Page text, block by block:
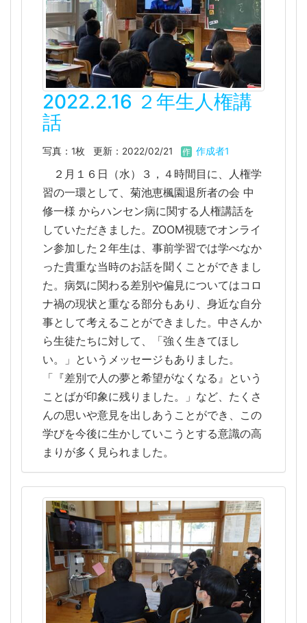
2022.2.16 ２年生人権講
話
写真：1枚 更新：2022/02/21 作成者1
２月１６日（水）３，４時間目に、人権学
習の一環として、菊池恵楓園退所者の会 中
修一様 からハンセン病に関する人権講話を
していただきました。ZOOM視聴でオンライ
ン参加した２年生は、事前学習では学べなか
った貴重な当時のお話を聞くことができまし
た。病気に関わる差別や偏見についてはコロ
ナ禍の現状と重なる部分もあり、身近な自分
事として考えることができました。中さんか
ら生徒たちに対して、「強く生きてほし
い。」というメッセージもありました。
「『差別で人の夢と希望がなくなる』という
ことばが印象に残りました。」など、たくさ
んの思いや意見を出しあうことができ、この
学びを今後に生かしていこうとする意識の高
まりが多く見られました。